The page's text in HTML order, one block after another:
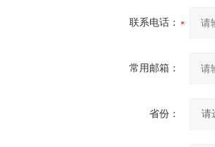
联系电话：
常用邮箱：
省份：